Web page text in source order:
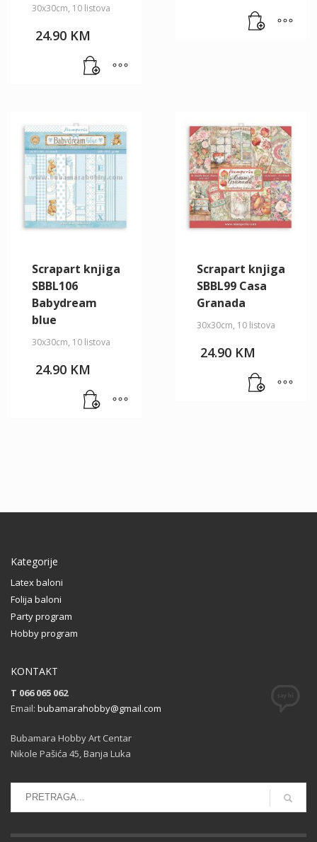
30x30cm, 10 listova
24.90 KM
Scrapart knjiga
SBBL106
Babydream
blue
30x30cm, 10 listova
24.90 KM
Scrapart knjiga
SBBL99 Casa
Granada
30x30cm, 10 listova
24.90 KM
Kategorije
Latex baloni
Folija baloni
Party program
Hobby program
KONTAKT
T 066 065 062
Email: bubamarahobby@gmail.com
Bubamara Hobby Art Centar
Nikole Pašića 45, Banja Luka